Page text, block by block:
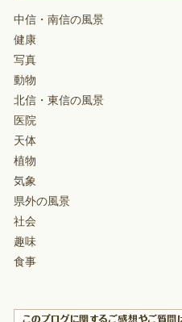
中信・南信の風景
健康
写真
動物
北信・東信の風景
医院
天体
植物
気象
県外の風景
社会
趣味
食事